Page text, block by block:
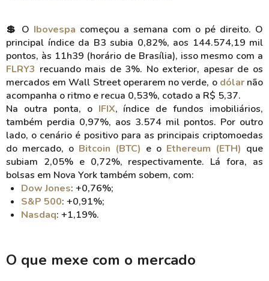
💲 O Ibovespa começou a semana com o pé direito. O
principal índice da B3 subia 0,82%, aos 144.574,19 mil
pontos, às 11h39 (horário de Brasília), isso mesmo com a
FLRY3 recuando mais de 3%. No exterior, apesar de os
mercados em Wall Street operarem no verde, o dólarnão
acompanha o ritmo e recua 0,53%, cotado a R$ 5,37.
Na outra ponta, o IFIX, índice de fundos imobiliários,
também perdia 0,97%, aos 3.574 mil pontos. Por outro
lado, o cenário é positivo para as principais criptomoedas
do mercado, o Bitcoin (BTC) e o Ethereum (ETH) que
subiam 2,05% e 0,72%, respectivamente. Lá fora, as
bolsas em Nova York também sobem, com:
Dow Jones: +0,76%;
S&P 500: +0,91%;
Nasdaq: +1,19%.
O que mexe com o mercado